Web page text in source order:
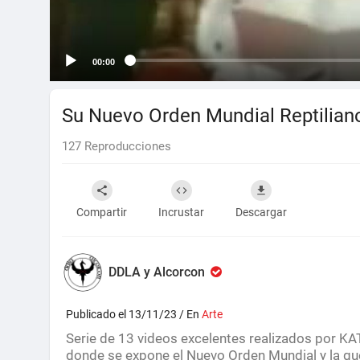
00:00
Su Nuevo Orden Mundial
127 Reproducciones
Compartir Incrustar Descargar
DDLA y Alcorcon
Publicado el 13/11/23 / En Arte
⁣Serie de 13 videos excelentes realizados por
donde se expone el Nuevo Orden Mundial y la